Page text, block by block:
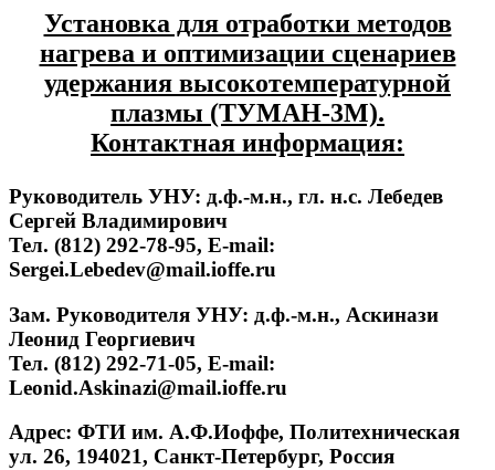
Установка для отработки методов
нагрева и оптимизации сценариев
удержания высокотемпературной
плазмы (ТУМАН-3М).
Контактная информация:
Руководитель УНУ: д.ф.-м.н., гл. н.с. Лебедев
Сергей Владимирович
Тел. (812) 292-78-95, E-mail:
Sergei.Lebedev@mail.ioffe.ru
Зам. Руководителя УНУ: д.ф.-м.н., Аскинази
Леонид Георгиевич
Тел. (812) 292-71-05, E-mail:
Leonid.Askinazi@mail.ioffe.ru
Адрес: ФТИ им. А.Ф.Иоффе, Политехническая
ул. 26, 194021, Санкт-Петербург, Россия